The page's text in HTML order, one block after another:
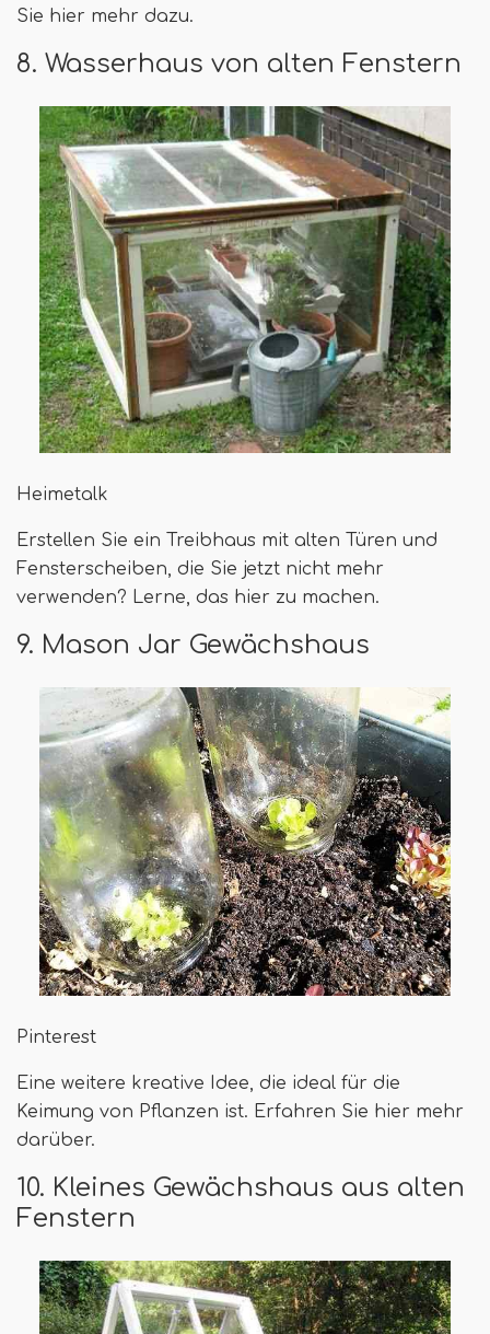
Sie hier mehr dazu.
8. Wasserhaus von alten Fenstern
Heimetalk
Erstellen Sie ein Treibhaus mit alten Türen und
Fensterscheiben, die Sie jetzt nicht mehr
verwenden? Lerne, das hier zu machen.
9. Mason Jar Gewächshaus
Pinterest
Eine weitere kreative Idee, die ideal für die
Keimung von Pflanzen ist. Erfahren Sie hier mehr
darüber.
10. Kleines Gewächshaus aus alten
Fenstern